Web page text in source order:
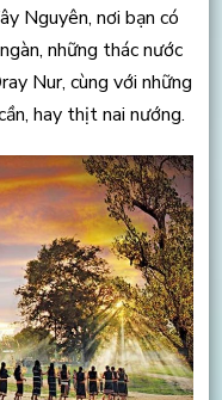
Nguyên, nơi bạn có
những thác nước
Nur, cùng với những
hay thịt nai nướng.